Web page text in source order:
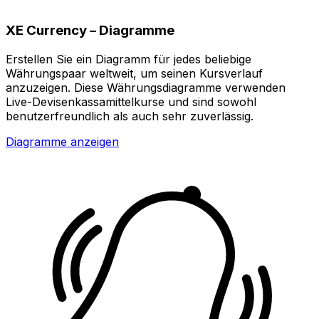
XE Currency – Diagramme
Erstellen Sie ein Diagramm für jedes beliebige
Währungspaar weltweit, um seinen Kursverlauf
anzuzeigen. Diese Währungsdiagramme verwenden
Live-Devisenkassamittelkurse und sind sowohl
benutzerfreundlich als auch sehr zuverlässig.
Diagramme anzeigen